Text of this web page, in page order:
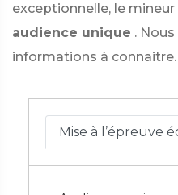
exceptionnelle, le mineur
audience unique .
informations à connaitre.
Mise à l’épreuve